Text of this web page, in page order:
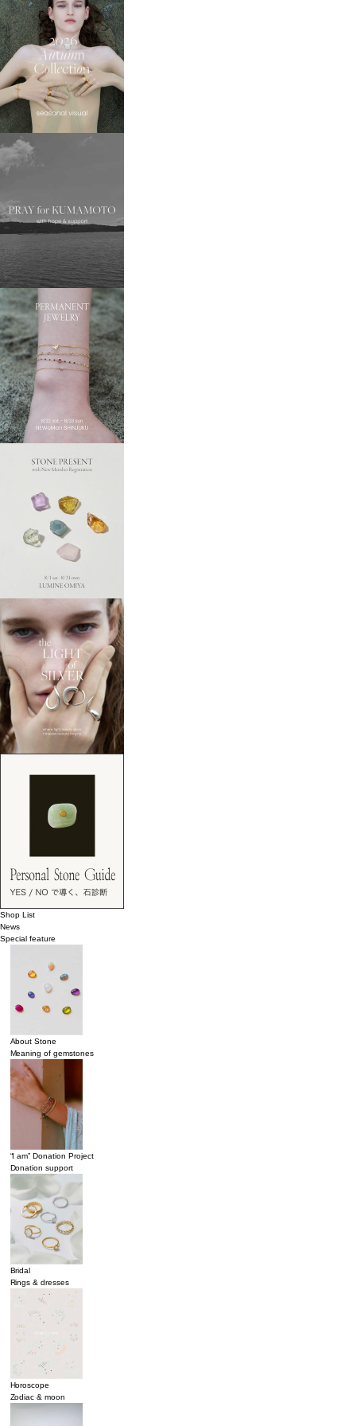
Shop List
News
Special feature
About Stone
Meaning of gemstones
“I am” Donation Project
Donation support
Bridal
Rings & dresses
Horoscope
Zodiac & moon